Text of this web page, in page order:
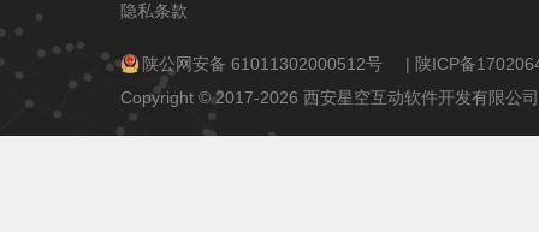
隐私条款
陕公网安备 61011302000512号 | 陕ICP备
Copyright © 2017-2026 西安星空互动软件开发有限公